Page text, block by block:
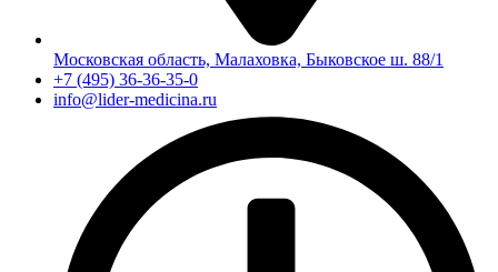
Московская область, Малаховка, Быковское ш. 88/1
+7 (495) 36-36-35-0
info@lider-medicina.ru